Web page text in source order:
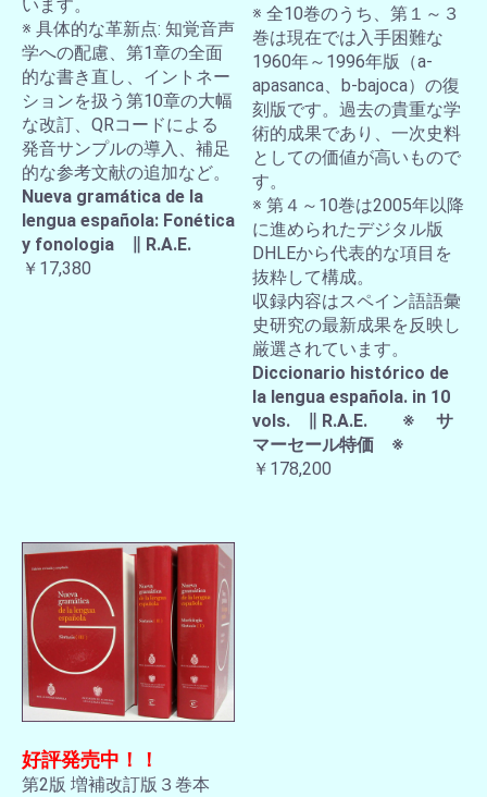
います。
※ 具体的な革新点: 知覚音声
学への配慮、第1章の全面
的な書き直し、イントネー
ションを扱う第10章の大幅
な改訂、QRコードによる
発音サンプルの導入、補足
的な参考文献の追加など。
Nueva gramática de la
lengua española: Fonética
y fonologia ∥ R.A.E.
￥17,380
※ 全10巻のうち、第１～３
巻は現在では入手困難な
1960年～1996年版（a-
apasanca、b-bajoca）の復
刻版です。過去の貴重な学
術的成果であり、一次史料
としての価値が高いもので
す。
※ 第４～10巻は2005年以降
に進められたデジタル版
DHLEから代表的な項目を
抜粋して構成。
収録内容はスペイン語語彙
史研究の最新成果を反映し
厳選されています。
Diccionario histórico de
la lengua española. in 10
vols. ∥ R.A.E. ※ サ
マーセール特価 ※
￥178,200
好評発売中！！
第2版 増補改訂版３巻本